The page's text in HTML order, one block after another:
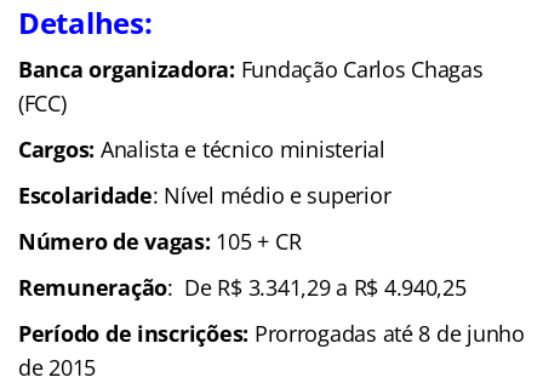
Detalhes:
Banca organizadora: Fundação Carlos Chagas
(FCC)
Cargos: Analista e técnico ministerial
Escolaridade: Nível médio e superior
Número de vagas: 105 + CR
Remuneração: De R$ 3.341,29 a R$ 4.940,25
Período de inscrições: Prorrogadas até 8 de junho
de 2015